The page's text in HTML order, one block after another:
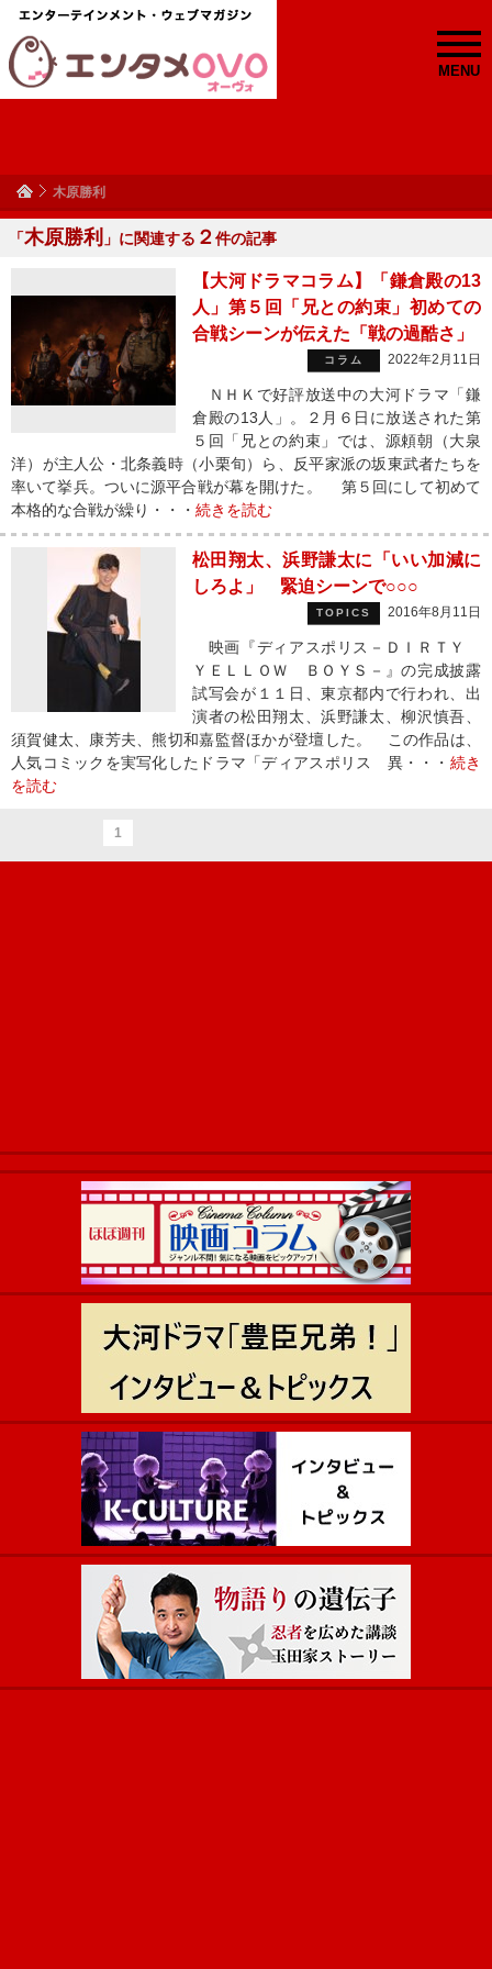
MENU
木原勝利
「木原勝利 」に関連する ２件の記事
【大河ドラマコラム】「鎌倉殿の13
人」第５回「兄との約束」初めての
合戦シーンが伝えた「戦の過酷さ」
コラム 2022年2月11日
ＮＨＫで好評放送中の大河ドラマ「鎌
倉殿の13人」。２月６日に放送された第
５回「兄との約束」では、源頼朝（大泉
洋）が主人公・北条義時（小栗旬）ら、反平家派の坂東武者たちを
率いて挙兵。ついに源平合戦が幕を開けた。 第５回にして初めて
本格的な合戦が繰り・・・ 続きを読む
松田翔太、浜野謙太に「いい加減に
しろよ」 緊迫シーンで○○○
TOPICS 2016年8月11日
映画『ディアスポリス－ＤＩＲＴＹ
ＹＥＬＬＯＷ ＢＯＹＳ－』の完成披露
試写会が１１日、東京都内で行われ、出
演者の松田翔太、浜野謙太、柳沢慎吾、
須賀健太、康芳夫、熊切和嘉監督ほかが登壇した。 この作品は、
人気コミックを実写化したドラマ「ディアスポリス 異・・・ 続き
を読む
1